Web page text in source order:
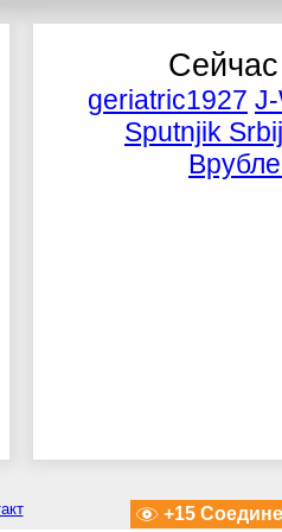
+15
geriatric1927
Sputnjik